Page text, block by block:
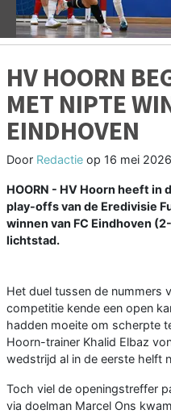
HV HOORN
MET NIPTE
EINDHOVEN
Door Redactie op 16 mei
HOORN - HV Hoorn heeft in
play-offs van de Eredivisie
winnen van FC Eindhoven
lichtstad.
Het duel tussen de nummers
competitie kende een open
hadden moeite om scherpte
Hoorn-trainer Khalid Elbaz
wedstrijd al in de eerste helft
Toch viel de openingstreffer
via doelman Marcel Ons